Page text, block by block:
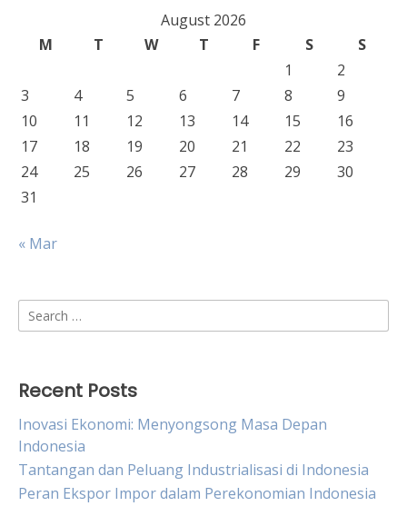
August 2026
M
T W T F S
S
1
2
3
4 5 6 7 8
9
10
11 12 13 14 15
16
17
18 19 20 21 22
23
24
25 26 27 28 29
30
31
« Mar
Search
for:
Recent Posts
Inovasi Ekonomi: Menyongsong Masa Depan
Indonesia
Tantangan dan Peluang Industrialisasi di Indonesia
Peran Ekspor Impor dalam Perekonomian Indonesia